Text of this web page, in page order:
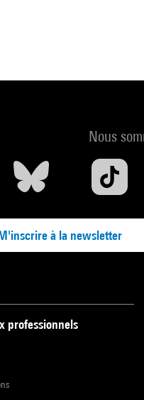
Nous
à la newsletter
professionnels